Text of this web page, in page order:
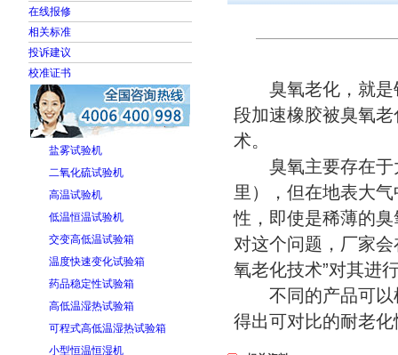
在线报修
相关标准
投诉建议
校准证书
盐雾试验机
二氧化硫试验机
高温试验机
低温恒温试验机
交变高低温试验箱
温度快速变化试验箱
药品稳定性试验箱
高低温湿热试验箱
可程式高低温湿热试验箱
小型恒温恒湿机
臭氧老化，就是
段加速橡胶被臭氧
术。
臭氧主要存在于
里），但在地表大
性，即使是稀薄的
对这个问题，厂家
氧老化技术”对其进
不同的产品可以
得出可对比的耐老化